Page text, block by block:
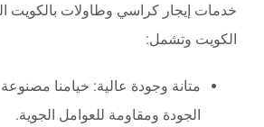
خدمات إيجار كراسي وطاولات بالكويت
الكويت وتشمل:
متانة وجودة عالية: خيامنا
الجودة ومقاومة للعوامل الجوية.